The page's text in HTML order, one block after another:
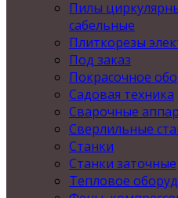
Пилы
сабельные
Плиткорезы
Под заказ
Покрасочное
Садовая техника
Сварочные
Сверлильные
Станки
Станки заточные
Тепловое